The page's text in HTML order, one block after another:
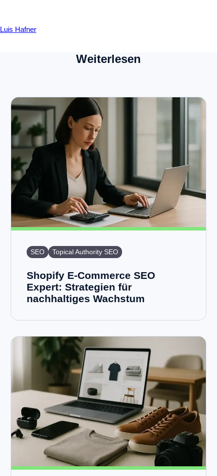
Luis Hafner
Weiterlesen
SEO Topical Authority SEO
Shopify E-Commerce SEO
Expert: Strategien für
nachhaltiges Wachstum